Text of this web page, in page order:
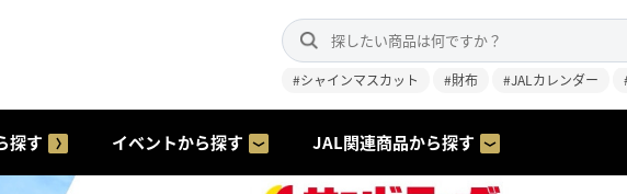
#シャインマスカット #財布 #JALカレンダー
探す イベントから探す JAL関連商品から探す